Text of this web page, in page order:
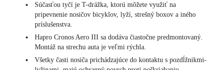
Súčasťou tyčí je T-drážka, ktorú môžete využiť na
pripevnenie nosičov bicyklov, lyží, strešný boxov a iného
príslušenstva.
Hapro Cronos Aero III sa dodáva čiastočne predmontovaný.
Montáž na strechu auta je veľmi rýchla.
Všetky časti nosiča prichádzajúce do kontaktu s pozdĺžnikmi-